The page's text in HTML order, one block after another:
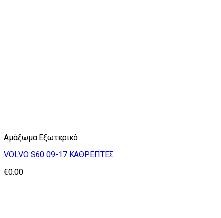
Αμάξωμα Εξωτερικό
VOLVO S60 09-17 ΚΑΘΡΕΠΤΕΣ
€0.00